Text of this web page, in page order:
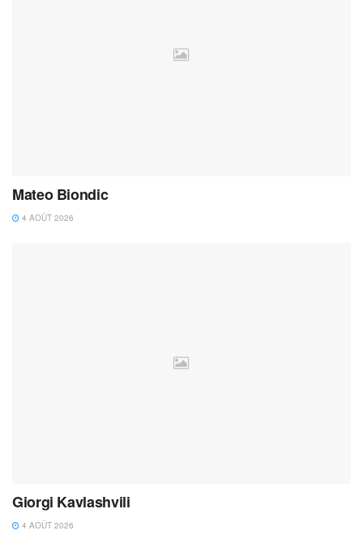
Mateo Biondic
4 AOÛT 2026
Giorgi Kavlashvili
4 AOÛT 2026